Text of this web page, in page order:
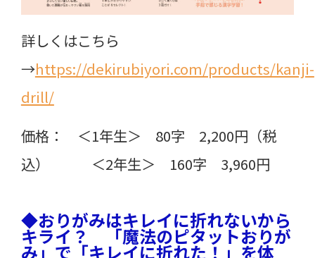
詳しくはこちら
→https://dekirubiyori.com/products/kanji-
drill/
価格： ＜1年生＞ 80字 2,200円（税
込） ＜2年生＞ 160字 3,960円
◆おりがみはキレイに折れないから
キライ？ 「魔法のピタットおりが
み」で「キレイに折れた！」を体